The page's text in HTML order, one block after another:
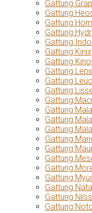
Gattung
Gattung
Gattung
Gattung
Gattung
Gattung
Gattung
Gattung
Gattung
Gattung
Gattung
Gattung
Gattung
Gattung
Gattung
Gattung
Gattung
Gattung
Gattung
Gattung
Gattung
Gattung